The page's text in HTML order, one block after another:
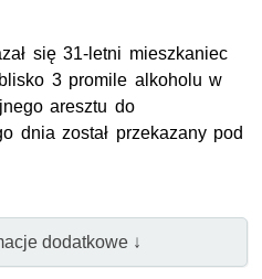
się 31-letni mieszkaniec
3 promile alkoholu w
aresztu do
dnia został przekazany pod
dodatkowe ↓